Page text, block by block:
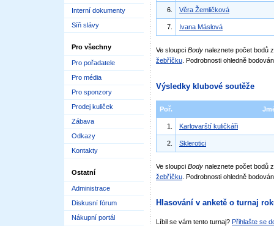
Interní dokumenty
Síň slávy
Pro všechny
Pro pořadatele
Pro média
Pro sponzory
Prodej kuliček
Zábava
Odkazy
Kontakty
Ostatní
Administrace
Diskusní fórum
Nákupní portál
6. Věra Žemličková
7. Ivana Máslová
Ve sloupci Body naleznete počet bodů
žebříčku . Podrobnosti ohledně
Výsledky klubové soutěže
Poř.
1. Karlovarští kuličkáři
2. Sklerotici
Ve sloupci Body naleznete počet bodů
žebříčku . Podrobnosti ohledně
Hlasování v anketě o turnaj
Líbil se vám tento turnaj? Přihlašte se